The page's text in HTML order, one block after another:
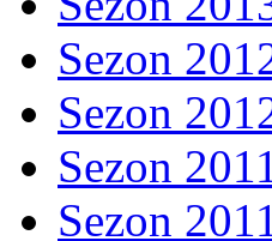
Sezon
Sezon
Sezon
Sezon